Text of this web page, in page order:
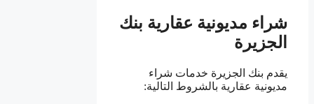
شراء مديونية عقارية بنك
الجزيرة
يقدم بنك الجزيرة خدمات شراء
مديونية عقارية بالشروط التالية: